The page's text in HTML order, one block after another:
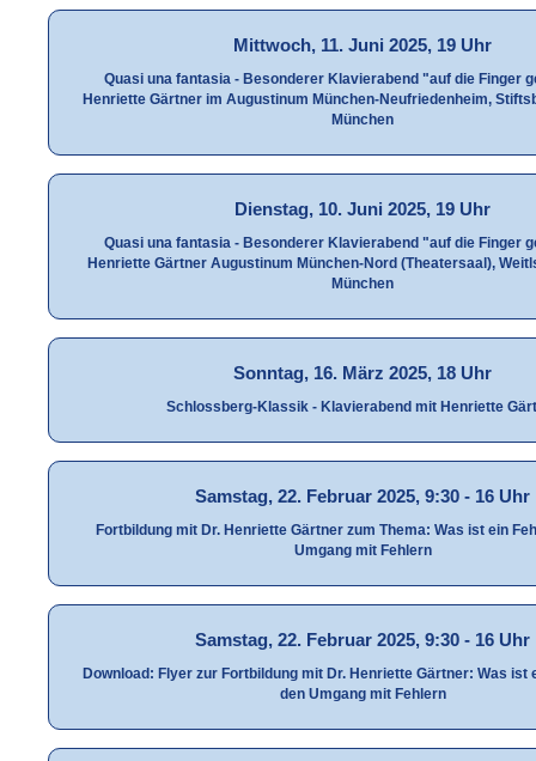
Mittwoch, 11. Juni 2025, 19 Uhr
Quasi una fantasia - Besonderer Klavierabend "auf die Finger
Henriette Gärtner im Augustinum München-Neufriedenheim,
München
Dienstag, 10. Juni 2025, 19 Uhr
Quasi una fantasia - Besonderer Klavierabend "auf die Finger
Henriette Gärtner Augustinum München-Nord (Theatersaal),
München
Sonntag, 16. März 2025, 18 Uhr
Schlossberg-Klassik - Klavierabend mit Henriette
Samstag, 22. Februar 2025, 9:30 - 16 Uhr
Fortbildung mit Dr. Henriette Gärtner zum Thema: Was ist ein
Umgang mit Fehlern
Samstag, 22. Februar 2025, 9:30 - 16 Uhr
Download: Flyer zur Fortbildung mit Dr. Henriette Gärtner: Was ist
den Umgang mit Fehlern